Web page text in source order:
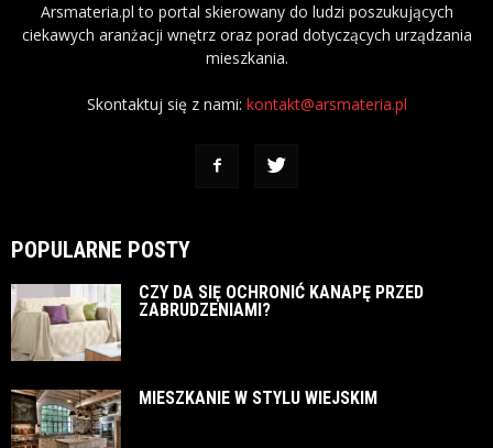
Arsmateria.pl to portal skierowany do ludzi poszukujących
ciekawych aranżacji wnętrz oraz porad dotyczących urządzania
mieszkania.
Skontaktuj się z nami: kontakt@arsmateria.pl
POPULARNE POSTY
CZY DA SIĘ OCHRONIĆ KANAPĘ PRZED
ZABRUDZENIAMI?
MIESZKANIE W STYLU WIEJSKIM